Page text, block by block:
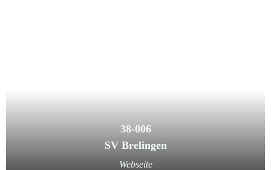
38-006
SV Brelingen
Webseite